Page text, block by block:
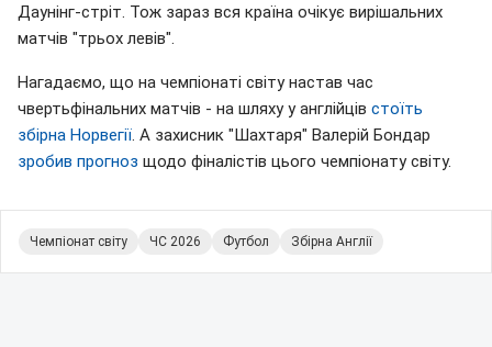
Даунінг-стріт. Тож зараз вся країна очікує вирішальних
матчів "трьох левів".
Нагадаємо, що на чемпіонаті світу настав час
чвертьфінальних матчів - на шляху у англійців стоїть
збірна Норвегії . А захисник "Шахтаря" Валерій Бондар
зробив прогноз щодо фіналістів цього чемпіонату світу.
Чемпіонат світу ЧС 2026 Футбол Збірна Англії